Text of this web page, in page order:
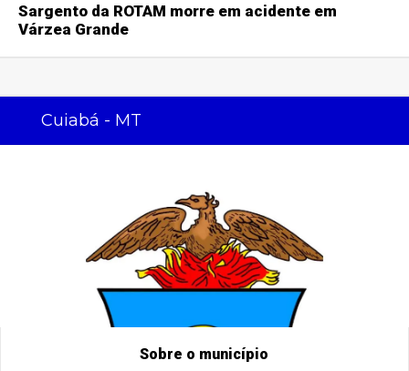
Sargento da ROTAM morre em acidente em
Várzea Grande
Cuiabá - MT
Sobre o município